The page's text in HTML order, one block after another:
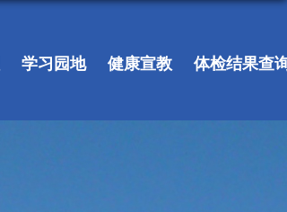
学习园地 健康宣教 体检结果查